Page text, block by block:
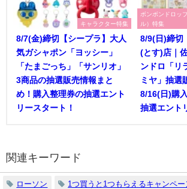
キャラクター特集
8/7(金)締切【シープラ】大人
気ガシャポン「ヨッシー」
「たまごっち」「サンリオ」
3商品の抽選販売情報まと
め！購入整理券の抽選エント
リースタート！
ボンボンドロッ
ル）特集
8/9(日)締切
(とす)店｜
ンドロ「リ
ミヤ」抽
8/16(日)購
抽選エント
関連キーワード
ローソン 1つ買うと1つもらえるキャンペー